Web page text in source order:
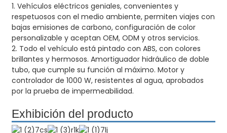
1. Vehículos eléctricos geniales, convenientes y
respetuosos con el medio ambiente, permiten viajes con
bajas emisiones de carbono, configuración de color
personalizable y aceptan OEM, ODM y otros servicios.
2. Todo el vehículo está pintado con ABS, con colores
brillantes y hermosos. Amortiguador hidráulico de doble
tubo, que cumple su función al máximo. Motor y
controlador de 1000 W, resistentes al agua, aprobados
por la prueba de impermeabilidad.
Exhibición del producto